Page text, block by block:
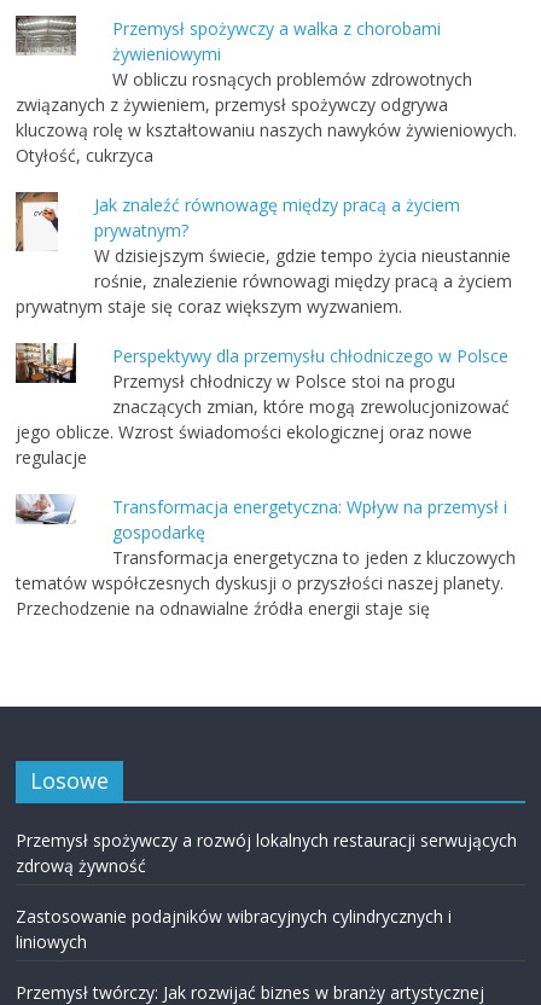
Przemysł spożywczy a walka z chorobami
żywieniowymi
W obliczu rosnących problemów zdrowotnych
związanych z żywieniem, przemysł spożywczy odgrywa
kluczową rolę w kształtowaniu naszych nawyków żywieniowych.
Otyłość, cukrzyca
Jak znaleźć równowagę między pracą a życiem
prywatnym?
W dzisiejszym świecie, gdzie tempo życia nieustannie
rośnie, znalezienie równowagi między pracą a życiem
prywatnym staje się coraz większym wyzwaniem.
Perspektywy dla przemysłu chłodniczego w Polsce
Przemysł chłodniczy w Polsce stoi na progu
znaczących zmian, które mogą zrewolucjonizować
jego oblicze. Wzrost świadomości ekologicznej oraz nowe
regulacje
Transformacja energetyczna: Wpływ na przemysł i
gospodarkę
Transformacja energetyczna to jeden z kluczowych
tematów współczesnych dyskusji o przyszłości naszej planety.
Przechodzenie na odnawialne źródła energii staje się
Losowe
Przemysł spożywczy a rozwój lokalnych restauracji serwujących
zdrową żywność
Zastosowanie podajników wibracyjnych cylindrycznych i
liniowych
Przemysł twórczy: Jak rozwijać biznes w branży artystycznej